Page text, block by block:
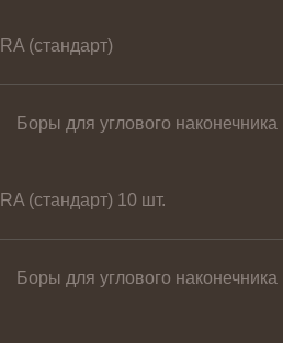
RA (стандарт)
Боры для углового наконечника
RA (стандарт) 10 шт.
Боры для углового наконечника